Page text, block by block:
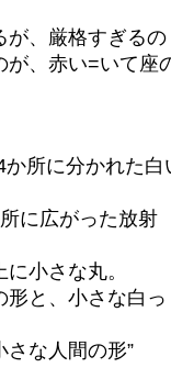
が、厳格すぎるの
が、赤い=いて座
所に分かれた白
に広がった放射
小さな丸。
形と、小さな白っ
な人間の形”